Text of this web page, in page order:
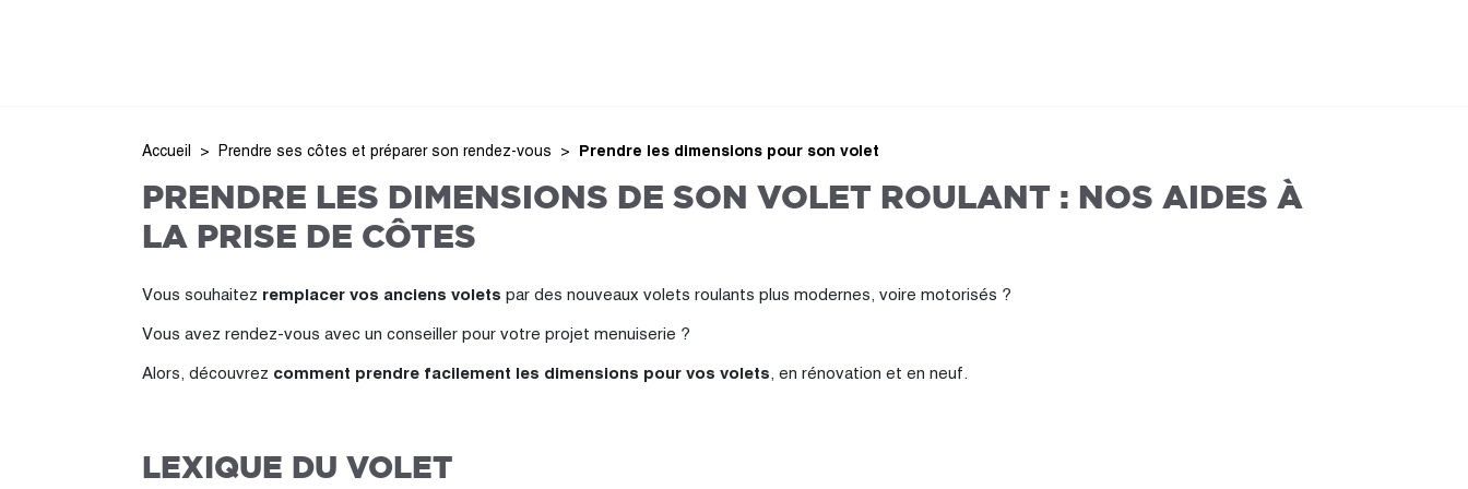
Accueil Prendre ses côtes et préparer son rendez-vous Prendre les dimensions pour son volet
PRENDRE LES DIMENSIONS DE SON VOLET ROULANT : NOS AIDES À
LA PRISE DE CÔTES
Vous souhaitez remplacer vos anciens volets par des nouveaux volets roulants plus modernes, voire motorisés ?
Vous avez rendez-vous avec un conseiller pour votre projet menuiserie ?
Alors, découvrez comment prendre facilement les dimensions pour vos volets, en rénovation et en neuf.
LEXIQUE DU VOLET